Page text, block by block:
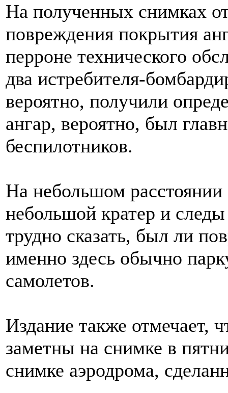
На полученных снимках
повреждения покрытия
перроне технического
два истребителя-
вероятно, получили
ангар, вероятно, был
беспилотников.
На небольшом расстоянии
небольшой кратер и
трудно сказать, был ли
именно здесь обычно
самолетов.
Издание также отмечает,
заметны на снимке в
снимке аэродрома,